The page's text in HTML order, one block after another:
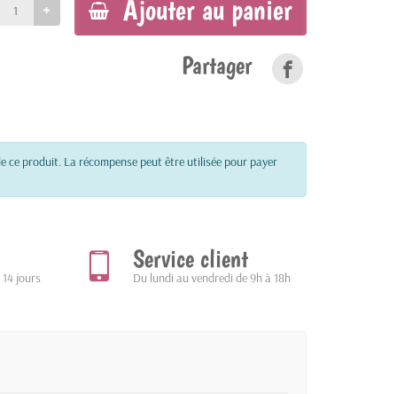
Ajouter au panier
Partager
ce produit. La récompense peut être utilisée pour payer
jours
Service client
Du lundi au vendredi de 9h à 18h